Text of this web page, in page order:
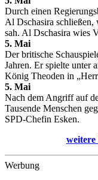
Durch einen
Al Dschasira schließen,
sah. Al Dschasira wies
5. Mai
Der britische
Jahren. Er spielte unter
König Theoden in
5. Mai
Nach dem Angriff auf
Tausende Menschen
SPD-Chefin Esken.
Werbung